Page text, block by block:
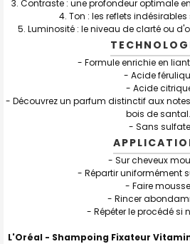
3. Contraste : une profondeur optimale
4. Ton : les reflets
5. Luminosité : le niveau de clarté ou
- Formule enrichie en
- Acide
- Acide
- Découvrez un parfum distinctif aux
bois de santal.
- Sans sulfate
- Sur cheveux
- Répartir uniformément
- Faire
- Rincer
- Répéter le procédé si
L'Oréal - Shampoing Fixateur